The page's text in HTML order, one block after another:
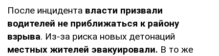
После инцидента власти призвали
водителей не приближаться к району
взрыва. Из-за риска новых детонаций
местных жителей эвакуировали. В то же